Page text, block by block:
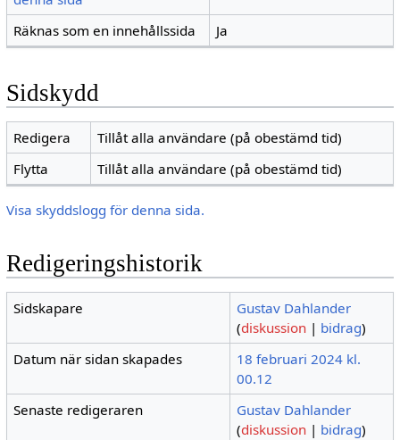
Räknas som en innehållssida Ja
Sidskydd
Redigera
Tillåt alla användare (på obestämd tid)
Flytta
Tillåt alla användare (på obestämd tid)
Visa skyddslogg för denna sida.
Redigeringshistorik
Sidskapare
Gustav Dahlander
(diskussion | bidrag)
Datum när sidan skapades
18 februari 2024 kl.
00.12
Senaste redigeraren
Gustav Dahlander
(diskussion | bidrag)